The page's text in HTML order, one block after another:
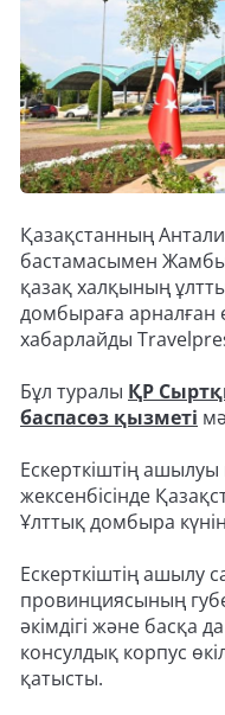
Қазақстанның
бастамасымен
қазақ халқының
домбыраға арналған
хабарлайды
Бұл туралы ҚР
баспасөз қызметі
Ескерткіштің ашылуы
жексенбісінде
Ұлттық домбыра
Ескерткіштің ашылу
провинциясының
әкімдігі және басқа
консулдық корпус
қатысты.